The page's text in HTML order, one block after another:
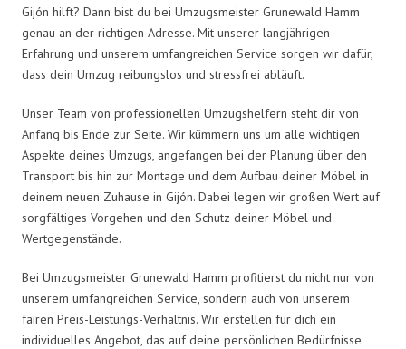
Gijón hilft? Dann bist du bei Umzugsmeister Grunewald Hamm
genau an der richtigen Adresse. Mit unserer langjährigen
Erfahrung und unserem umfangreichen Service sorgen wir dafür,
dass dein Umzug reibungslos und stressfrei abläuft.
Unser Team von professionellen Umzugshelfern steht dir von
Anfang bis Ende zur Seite. Wir kümmern uns um alle wichtigen
Aspekte deines Umzugs, angefangen bei der Planung über den
Transport bis hin zur Montage und dem Aufbau deiner Möbel in
deinem neuen Zuhause in Gijón. Dabei legen wir großen Wert auf
sorgfältiges Vorgehen und den Schutz deiner Möbel und
Wertgegenstände.
Bei Umzugsmeister Grunewald Hamm profitierst du nicht nur von
unserem umfangreichen Service, sondern auch von unserem
fairen Preis-Leistungs-Verhältnis. Wir erstellen für dich ein
individuelles Angebot, das auf deine persönlichen Bedürfnisse